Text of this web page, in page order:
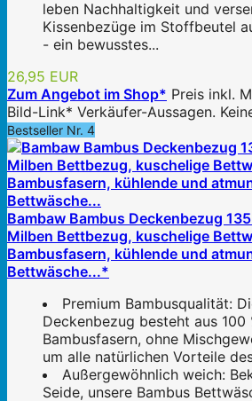
leben Nachhaltigkeit und
Kissenbezüge im Stoffbeutel
- ein bewusstes...
26,95 EUR
Zum Angebot im Shop* Preis inkl.
Bild-Link* Verkäufer-Aussagen.
Bestseller Nr. 4
Bambaw Bambus Deckenbezug
Milben Bettbezug, kuschelige
Bambusfasern, kühlende und
Bettwäsche...*
Premium Bambusqualität:
Deckenbezug besteht aus 100
Bambusfasern, ohne
um alle natürlichen Vorteile
Außergewöhnlich weich:
Seide, unsere Bambus